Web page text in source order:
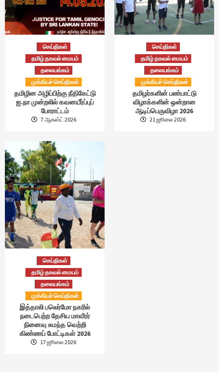
செய்திகள்
தமிழ் தகவல் மையம்
தலையங்கம்
முக்கியச் செய்திகள்
தமிழின அழிப்பிற்கு நீதிகேட்டு
ஐ.நா முன்றலில் கவனயீர்ப்புப்
போராட்டம்
7 ஆகஸ்ட் 2026
செய்திகள்
தமிழ் தகவல் மையம்
தலையங்கம்
முக்கியச் செய்திகள்
தமிழர்களின் பண்பாட்டு
விழாக்களின் ஒன்றான
ஆடிப்பெருவிழா 2026
21 ஜூலை 2026
செய்திகள்
தமிழ் தகவல் மையம்
தலையங்கம்
முக்கியச் செய்திகள்
இத்தாலி பலெர்மோ நகரில்
நடைபெற்ற தேசிய மாவீரர்
நினைவு சுமந்த வெற்றி
கிண்ணப் போட்டிகள் 2026
17 ஜூலை 2026